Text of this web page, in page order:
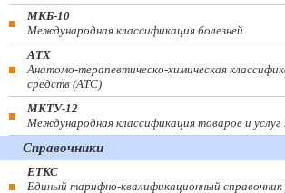
МКБ-10
Международная классификация болезней
АТХ
Анатомо-терапевтическо-химическая
средств (ATC)
МКТУ-12
Международная классификация товаров и услуг
Справочники
ЕТКС
Единый тарифно-квалификационный